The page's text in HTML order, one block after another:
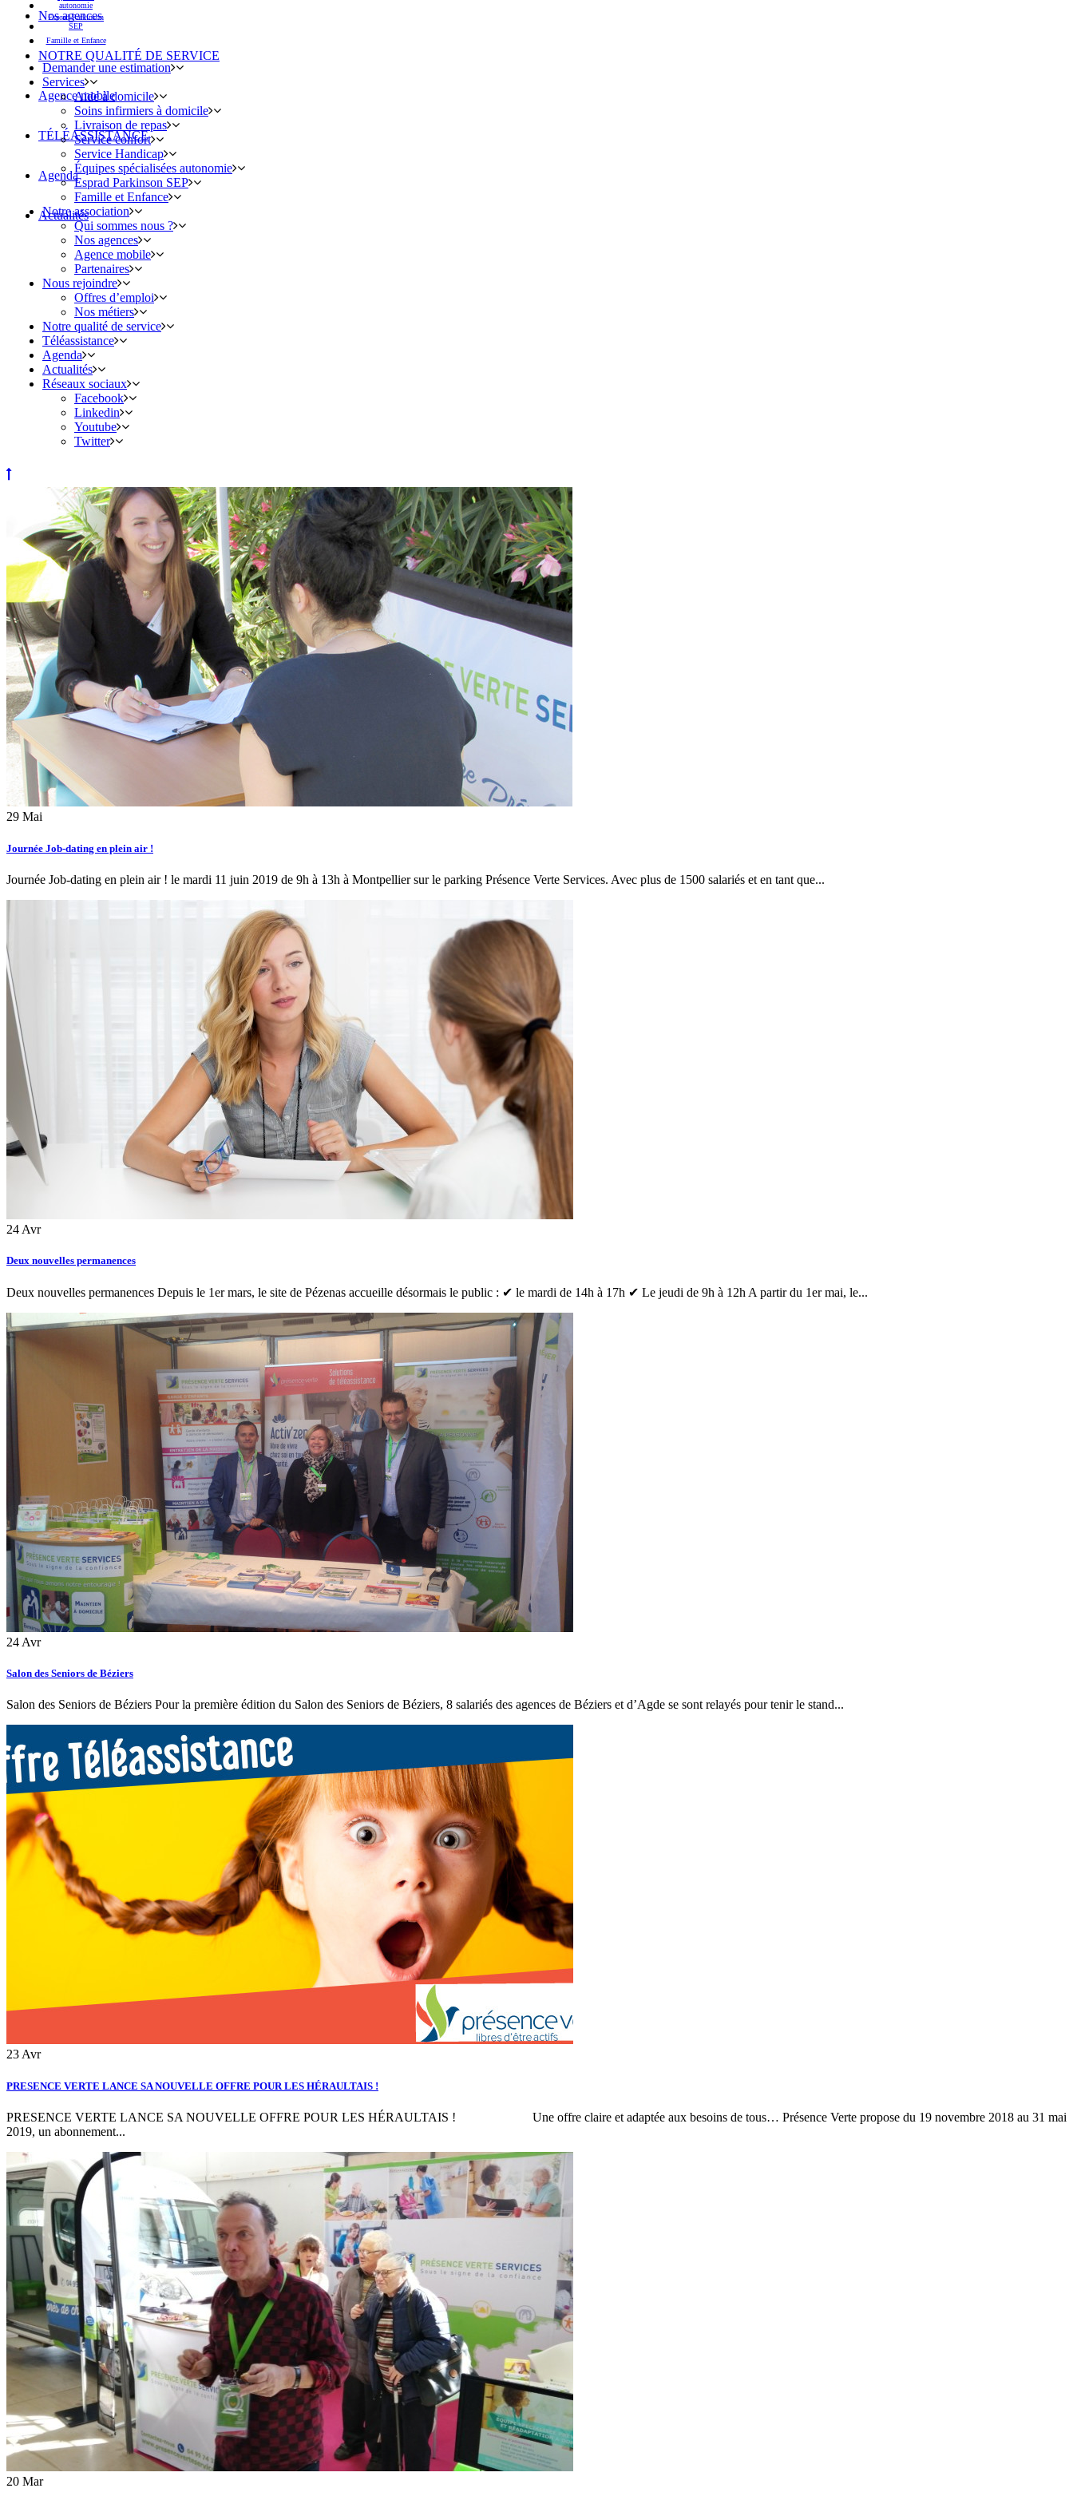
Nos agences
NOTRE QUALITÉ DE SERVICE
Agence mobile
TÉLÉASSISTANCE
Agenda
Actualités
autonomie
Esprad Parkinson
SEP
Famille et Enfance
Demander une estimation
Services
Aide à domicile
Soins infirmiers à domicile
Livraison de repas
Service confort
Service Handicap
Équipes spécialisées autonomie
Esprad Parkinson SEP
Famille et Enfance
Notre association
Qui sommes nous ?
Nos agences
Agence mobile
Partenaires
Nous rejoindre
Offres d’emploi
Nos métiers
Notre qualité de service
Téléassistance
Agenda
Actualités
Réseaux sociaux
Facebook
Linkedin
Youtube
Twitter
29 Mai
Journée Job-dating en plein air !
Journée Job-dating en plein air ! le mardi 11 juin 2019 de 9h à 13h à Montpellier sur le parking Présence Verte Services. Avec plus de 1500 salariés et en tant que...
24 Avr
Deux nouvelles permanences
Deux nouvelles permanences Depuis le 1er mars, le site de Pézenas accueille désormais le public : ✔ le mardi de 14h à 17h ✔ Le jeudi de 9h à 12h A partir du 1er mai, le...
24 Avr
Salon des Seniors de Béziers
Salon des Seniors de Béziers Pour la première édition du Salon des Seniors de Béziers, 8 salariés des agences de Béziers et d’Agde se sont relayés pour tenir le stand...
23 Avr
PRESENCE VERTE LANCE SA NOUVELLE OFFRE POUR LES HÉRAULTAIS !
PRESENCE VERTE LANCE SA NOUVELLE OFFRE POUR LES HÉRAULTAIS ! Une offre claire et adaptée aux besoins de tous… Présence Verte propose du 19 novembre 2018 au 31 mai
2019, un abonnement...
20 Mar